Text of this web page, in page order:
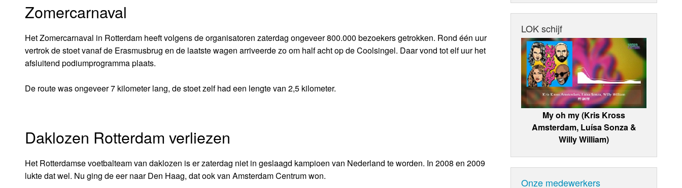
Zomercarnaval
Het Zomercarnaval in Rotterdam heeft volgens de organisatoren zaterdag ongeveer 800.000 bezoekers getrokken. Rond één uur
vertrok de stoet vanaf de Erasmusbrug en de laatste wagen arriveerde zo om half acht op de Coolsingel. Daar vond tot elf uur het
afsluitend podiumprogramma plaats.
De route was ongeveer 7 kilometer lang, de stoet zelf had een lengte van 2,5 kilometer.
Daklozen Rotterdam verliezen
Het Rotterdamse voetbalteam van daklozen is er zaterdag niet in geslaagd kampioen van Nederland te worden. In 2008 en 2009
lukte dat wel. Nu ging de eer naar Den Haag, dat ook van Amsterdam Centrum won.
LOK schijf
My oh my (Kris Kross
Amsterdam, Luísa Sonza &
Willy William)
Onze medewerkers